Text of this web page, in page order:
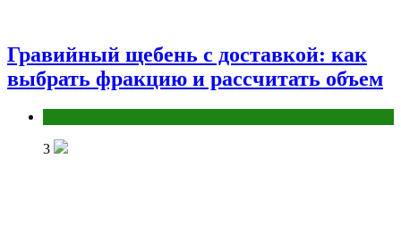
Гравийный щебень с доставкой: как
выбрать фракцию и рассчитать объем
3